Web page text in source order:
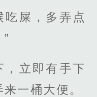
吃屎，多弄点
，立即有手下
一桶大便。